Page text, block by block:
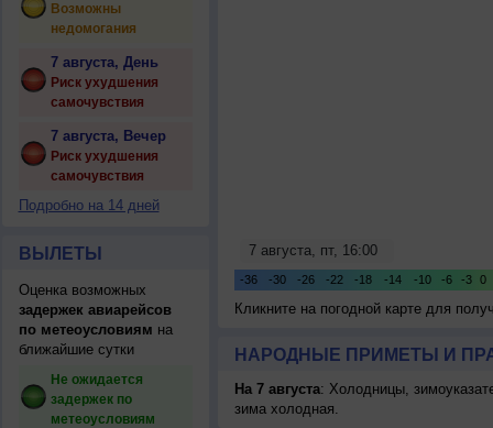
Возможны
недомогания
7 августа, День
Риск ухудшения
самочувствия
7 августа, Вечер
Риск ухудшения
самочувствия
Подробно на 14 дней
ВЫЛЕТЫ
Оценка возможных
задержек авиарейсов
по метеоусловиям на
ближайшие сутки
Не ожидается
задержек по
метеоусловиям
Кликните на погодной карте для
НАРОДНЫЕ ПРИМЕТЫ И
На 7 августа: Холодницы,
зима холодная.